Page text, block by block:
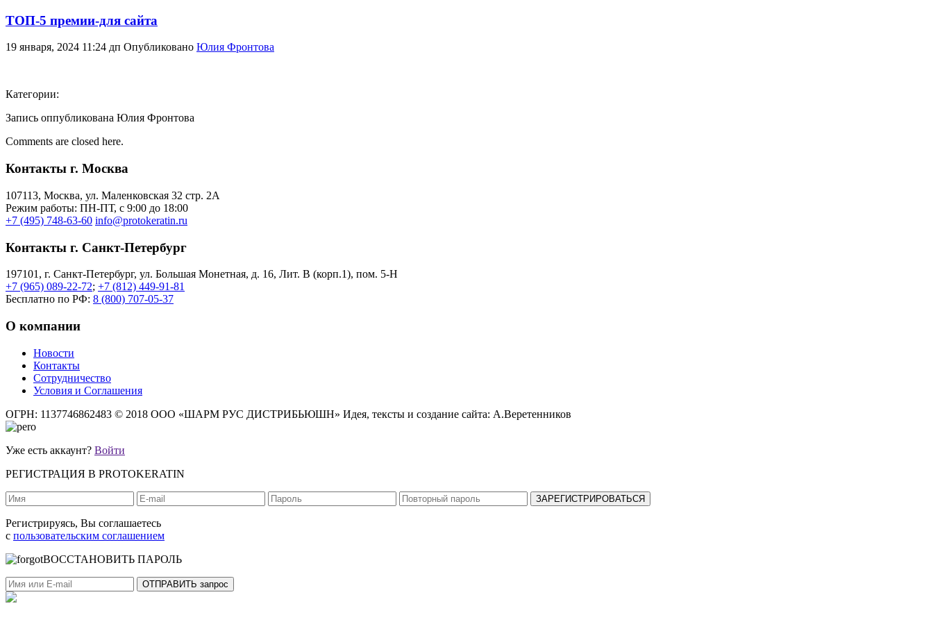
ТОП-5 премии-для сайта
19 января, 2024 11:24 дп Опубликовано Юлия Фронтова
Категории:
Запись оппубликована Юлия Фронтова
Comments are closed here.
Контакты г. Москва
107113, Moсква, ул. Маленковская 32 стр. 2А
Режим работы: ПН-ПТ, с 9:00 до 18:00
+7 (495) 748-63-60 info@protokeratin.ru
Контакты г. Санкт-Петербург
197101, г. Санкт-Петербург, ул. Большая Монетная, д. 16, Лит. В (корп.1), пом. 5-Н
+7 (965) 089-22-72; +7 (812) 449-91-81
Бесплатно по РФ: 8 (800) 707-05-37
О компании
Новости
Контакты
Сотрудничество
Условия и Соглашения
ОГРН: 1137746862483 © 2018 ООО «ШАРМ РУС ДИСТРИБЬЮШН» Идея, тексты и создание сайта: А.Веретенников
Уже есть аккаунт? Войти
РЕГИСТРАЦИЯ В PROTOKERATIN
Регистрируясь, Вы соглашаетесь
с пользовательским соглашением
ВОССТАНОВИТЬ ПАРОЛЬ